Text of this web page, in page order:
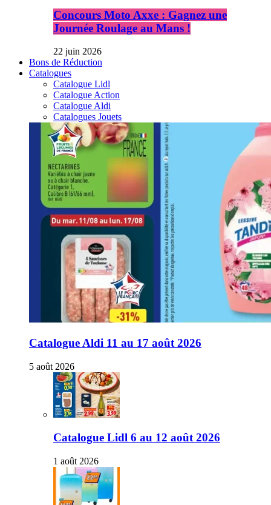
Concours Moto Axxe : Gagnez une
Journée Roulage au Mans !
22 juin 2026
Bons de Réduction
Catalogues
Catalogue Lidl
Catalogue Action
Catalogue Aldi
Catalogues Jouets
Catalogue Aldi 11 au 17 août 2026
5 août 2026
Catalogue Lidl 6 au 12 août 2026
1 août 2026